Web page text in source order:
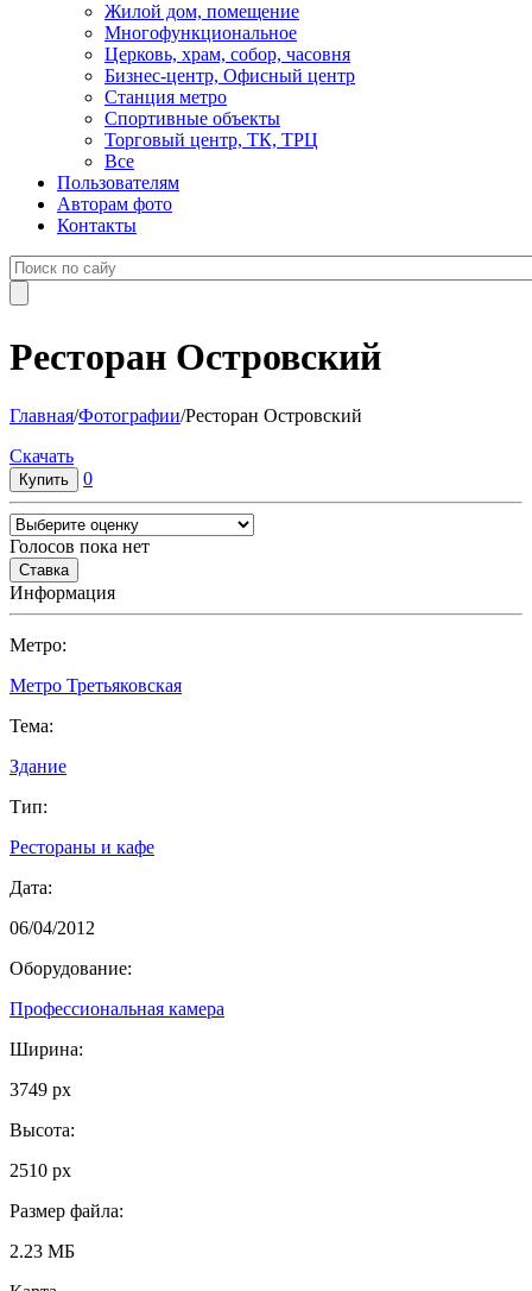
Жилой дом, помещение
Многофункциональное
Церковь, храм, собор, часовня
Бизнес-центр, Офисный центр
Станция метро
Спортивные объекты
Торговый центр, ТК, ТРЦ
Все
Пользователям
Авторам фото
Контакты
Ресторан Островский
Главная/Фотографии/Ресторан Островский
Cкачать
0
Голосов пока нет
Информация
Метро:
Метро Третьяковская
Тема:
Здание
Тип:
Рестораны и кафе
Дата:
06/04/2012
Оборудование:
Профессиональная камера
Ширина:
3749 px
Высота:
2510 px
Размер файла:
2.23 МБ